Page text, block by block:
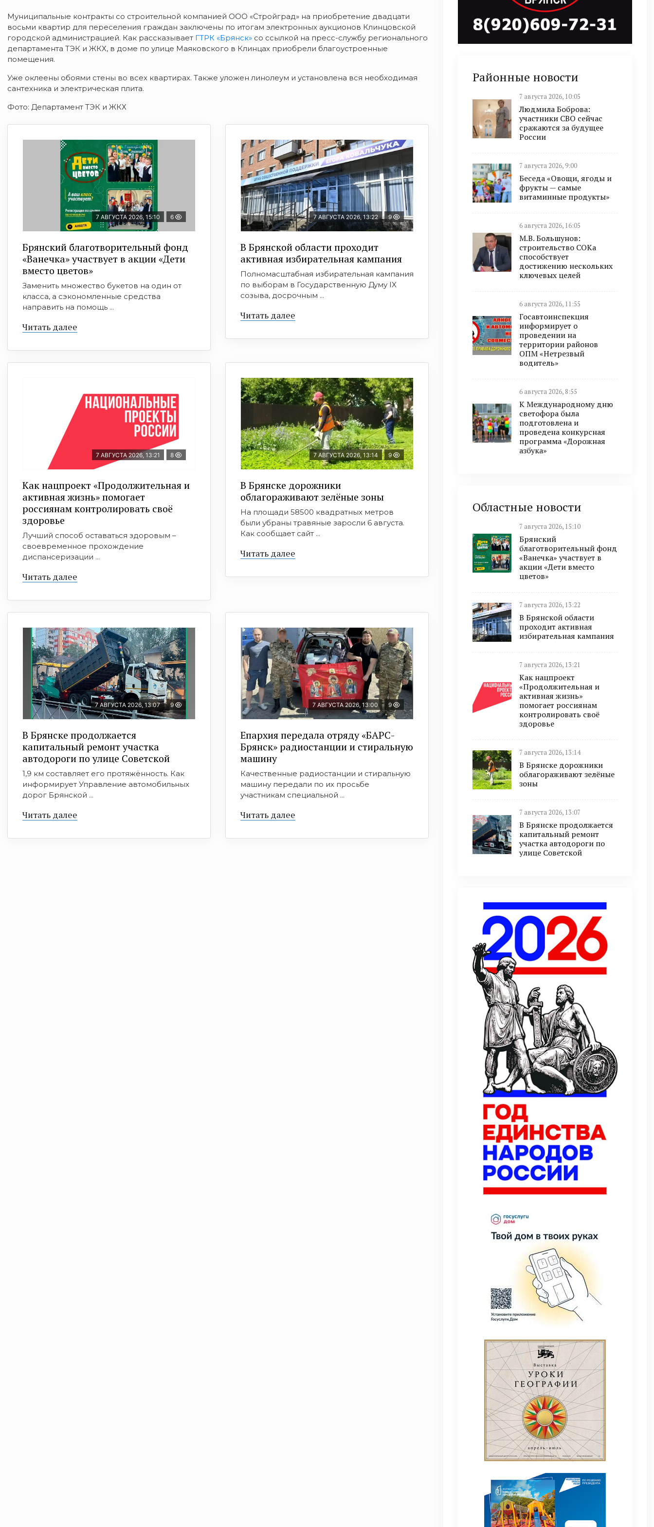
Муниципальные контракты со строительной компанией ООО «Стройград» на приобретение двадцати
восьми квартир для переселения граждан заключены по итогам электронных аукционов Клинцовской
городской администрацией. Как рассказывает ГТРК «Брянск» со ссылкой на пресс-службу регионального
департамента ТЭК и ЖКХ, в доме по улице Маяковского в Клинцах приобрели благоустроенные
помещения.
Уже оклеены обоями стены во всех квартирах. Также уложен линолеум и установлена вся необходимая
сантехника и электрическая плита.
Фото: Департамент ТЭК и ЖКХ
7 АВГУСТА 2026, 15:10 6
Брянский благотворительный фонд
«Ванечка» участвует в акции «Дети
вместо цветов»
Заменить множество букетов на один от
класса, а сэкономленные средства
направить на помощь ...
Читать далее
7 АВГУСТА 2026, 13:22 9
В Брянской области проходит
активная избирательная кампания
Полномасштабная избирательная кампания
по выборам в Государственную Думу IX
созыва, досрочным ...
Читать далее
7 АВГУСТА 2026, 13:21 8
Как нацпроект «Продолжительная и
активная жизнь» помогает
россиянам контролировать своё
здоровье
Лучший способ оставаться здоровым –
своевременное прохождение
диспансеризации ...
Читать далее
7 АВГУСТА 2026, 13:14 9
В Брянске дорожники
облагораживают зелёные зоны
На площади 58500 квадратных метров
были убраны травяные заросли 6 августа.
Как сообщает сайт ...
Читать далее
7 АВГУСТА 2026, 13:07 9
В Брянске продолжается
капитальный ремонт участка
автодороги по улице Советской
1,9 км составляет его протяжённость. Как
информирует Управление автомобильных
дорог Брянской ...
Читать далее
7 АВГУСТА 2026, 13:00 9
Епархия передала отряду «БАРС-
Брянск» радиостанции и стиральную
машину
Качественные радиостанции и стиральную
машину передали по их просьбе
участникам специальной ...
Читать далее
Районные новости
7 августа 2026, 10:05
Людмила Боброва:
участники СВО сейчас
сражаются за будущее
России
7 августа 2026, 9:00
Беседа «Овощи, ягоды и
фрукты — самые
витаминные продукты»
6 августа 2026, 16:05
М.В. Большунов:
строительство СОКа
способствует
достижению нескольких
ключевых целей
6 августа 2026, 11:55
Госавтоинспекция
информирует о
проведении на
территории районов
ОПМ «Нетрезвый
водитель»
6 августа 2026, 8:55
К Международному дню
светофора была
подготовлена и
проведена конкурсная
программа «Дорожная
азбука»
Областные новости
7 августа 2026, 15:10
Брянский
благотворительный фонд
«Ванечка» участвует в
акции «Дети вместо
цветов»
7 августа 2026, 13:22
В Брянской области
проходит активная
избирательная кампания
7 августа 2026, 13:21
Как нацпроект
«Продолжительная и
активная жизнь»
помогает россиянам
контролировать своё
здоровье
7 августа 2026, 13:14
В Брянске дорожники
облагораживают зелёные
зоны
7 августа 2026, 13:07
В Брянске продолжается
капитальный ремонт
участка автодороги по
улице Советской